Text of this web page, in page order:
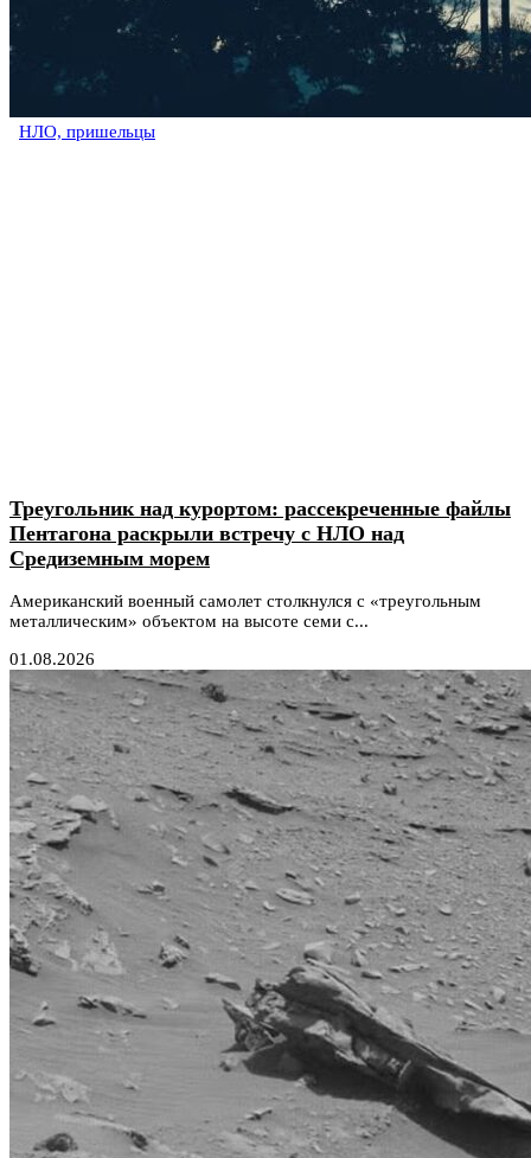
НЛО, пришельцы
Треугольник над курортом: рассекреченные файлы
Пентагона раскрыли встречу с НЛО над
Средиземным морем
Американский военный самолет столкнулся с «треугольным
металлическим» объектом на высоте семи с...
01.08.2026